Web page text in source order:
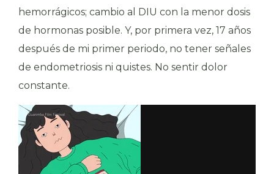
hemorrágicos; cambio al DIU con la menor dosis
de hormonas posible. Y, por primera vez, 17 años
después de mi primer periodo, no tener señales
de endometriosis ni quistes. No sentir dolor
constante.